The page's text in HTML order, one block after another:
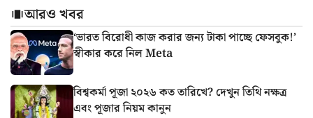
আরও খবর
‘ভারত বিরোধী কাজ করার জন্য টাকা পাচ্ছে ফেসবুক!’
স্বীকার করে নিল Meta
বিশ্বকর্মা পূজা ২০২৬ কত তারিখে? দেখুন তিথি নক্ষত্র
এবং পূজার নিয়ম কানুন